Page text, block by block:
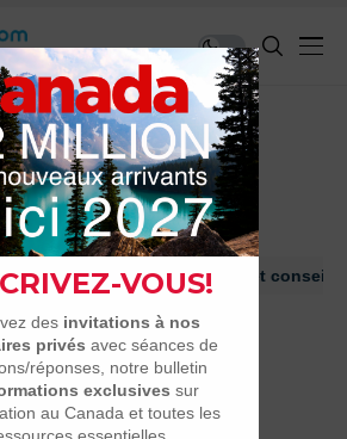
au Canada: ressources et conseils